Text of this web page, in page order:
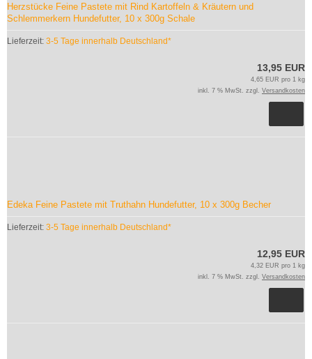
Herzstücke Feine Pastete mit Rind Kartoffeln & Kräutern und
Schlemmerkern Hundefutter, 10 x 300g Schale
Lieferzeit: 3-5 Tage innerhalb Deutschland*
13,95 EUR
4,65 EUR pro 1 kg
inkl. 7 % MwSt. zzgl. Versandkosten
Edeka Feine Pastete mit Truthahn Hundefutter, 10 x 300g Becher
Lieferzeit: 3-5 Tage innerhalb Deutschland*
12,95 EUR
4,32 EUR pro 1 kg
inkl. 7 % MwSt. zzgl. Versandkosten